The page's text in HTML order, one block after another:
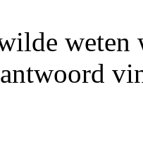
weten